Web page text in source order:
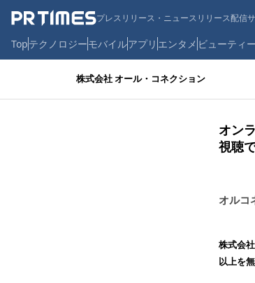
プレスリリース・ニュースリリース配信
Topテクノロジーモバイルアプリ エンタメ ビューティー
株式会社 オール・コネクション
オン
視聴
オルコ
株式会
以上を